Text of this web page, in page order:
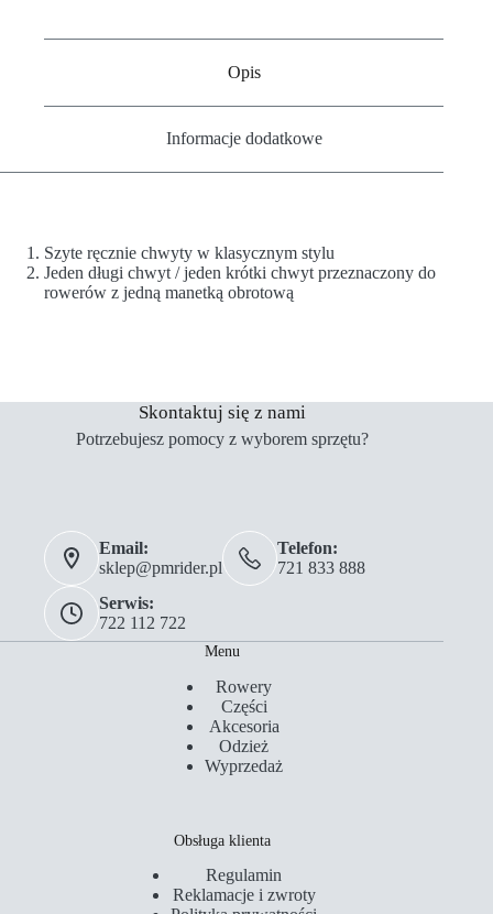
Opis
Informacje dodatkowe
Szyte ręcznie chwyty w klasycznym stylu
Jeden długi chwyt / jeden krótki chwyt przeznaczony do
rowerów z jedną manetką obrotową
Skontaktuj się z nami
Potrzebujesz pomocy z wyborem sprzętu?
Email:
sklep@pmrider.pl
Telefon:
721 833 888
Serwis:
722 112 722
Menu
Rowery
Części
Akcesoria
Odzież
Wyprzedaż
Obsługa klienta
Regulamin
Reklamacje i zwroty